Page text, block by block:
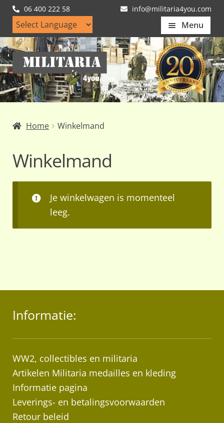
06 400 222 58 info@militaria4you.com
Menu
Home
Artikelen
Nieuws
Mijn Account
Bestelling plaatsen
Winkelmand
Ga
door
naar
navigatie
Ga
naar
de
inhoud
Home Winkelmand
Winkelmand
Je winkelwagen is momenteel
leeg.
Informatie:
WW2, collectibles en militaria
Artikelen Militaria medailles en kleding
Informatie pagina
Leverings- en betalingsvoorwaarden
Retour beleid